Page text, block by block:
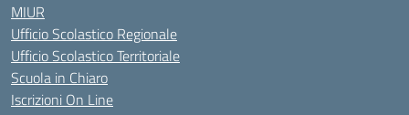
MIUR
Ufficio Scolastico Regionale
Ufficio Scolastico Territoriale
Scuola in Chiaro
Iscrizioni On Line